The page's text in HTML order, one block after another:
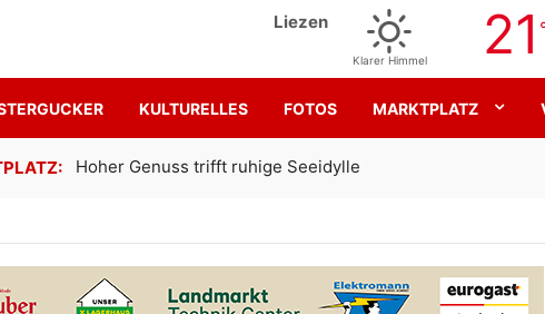
Liezen
Klarer Himmel 21
KULTURELLES FOTOS MARKTPLATZ
Gemeinsam für den SK Sturm